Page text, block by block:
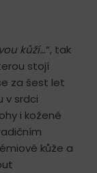
kůží…“, tak
stojí
za šest let
v srdci
i kožené
kůže a